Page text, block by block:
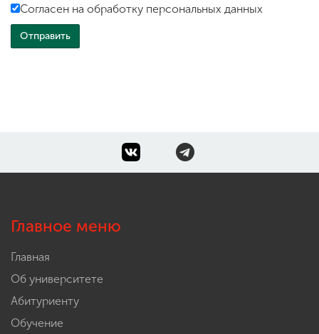
Согласен на обработку персональных данных
Главное меню
Главная
Об университете
Абитуриенту
Обучение